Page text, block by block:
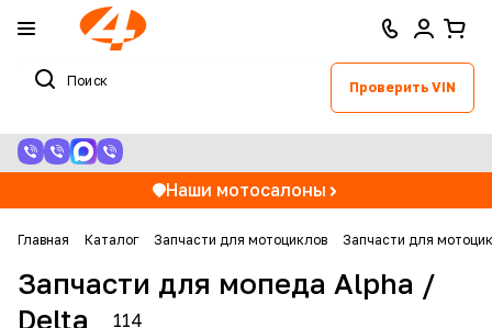
Проверить VIN
Наши мотосалоны
Главная Каталог Запчасти для мотоциклов Запчасти для
Запчасти для мопеда Alpha /
Delta
114